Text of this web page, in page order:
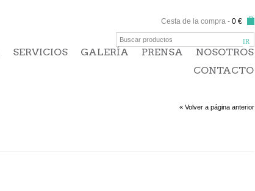
Cesta de la compra - 0 €
SERVICIOS GALERÍA PRENSA
NOSOTROS
CONTACTO
« Volver a página anterior